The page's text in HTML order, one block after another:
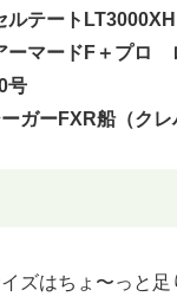
テートLT3000XH
ーマードF＋プロ
号
ガーFXR船（ク
ズはちょ〜っと